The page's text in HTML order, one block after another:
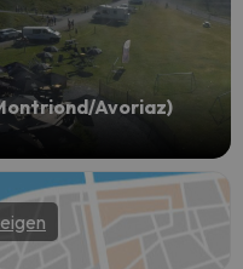
Avoriaz)